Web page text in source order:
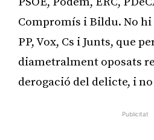
Compromís i Bildu. No
PP, Vox, Cs i Junts, que
diametralment oposats
derogació del delicte, i
Publicitat